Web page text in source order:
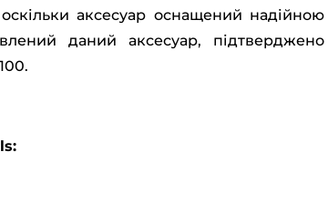
аксесуар оснащений надійною
даний аксесуар, підтверджено